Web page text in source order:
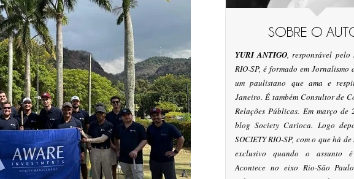
SOBRE O
YURI ANTIGO, responsável pelo
RIO-SP, é formado em Jornalismo
um paulistano que ama e
Janeiro. É também Consultor de
Relações Públicas. Em março de
blog Society Carioca. Logo
SOCIETY RIO-SP, com o que há
exclusivo quando o assunto
Acontece no eixo Rio-São